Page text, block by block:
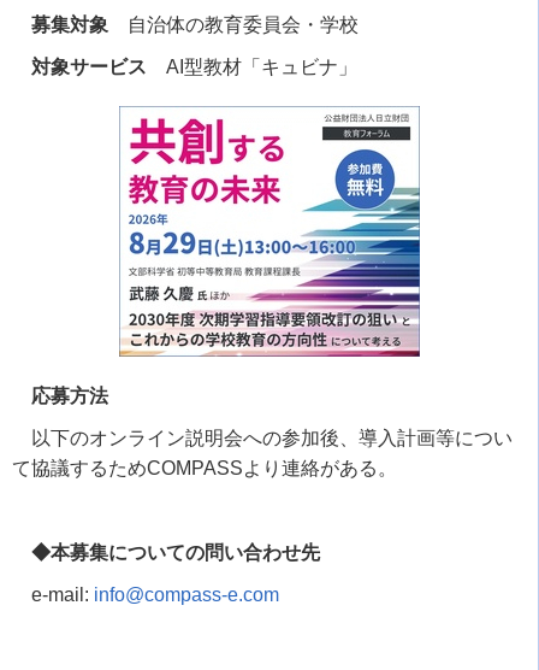
募集対象 自治体の教育委員会・学校
対象サービス AI型教材「キュビナ」
応募方法
以下のオンライン説明会への参加後、導入計画等につい
て協議するためCOMPASSより連絡がある。
◆本募集についての問い合わせ先
e-mail: info@compass-e.com